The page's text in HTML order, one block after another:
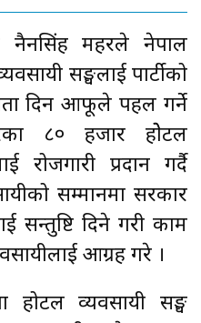
नैनसिंह महरले नेपाल
सङ्घलाई पार्टीको
दिन आफूले पहल गर्ने
८० हजार होेटल
रोजगारी प्रदान गर्दै
सम्मानमा सरकार
सन्तुष्टि दिने गरी काम
आग्रह गरे ।
होटल व्यवसायी सङ्घ